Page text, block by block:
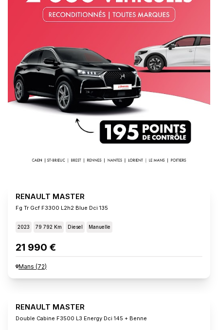
RENAULT MASTER
Fg Tr Gcf F3300 L2h2 Blue Dci 135
2023 79 792 Km Diesel Manuelle
21 990 €
Mans (72)
RENAULT MASTER
Double Cabine F3500 L3 Energy Dci 145 + Benne